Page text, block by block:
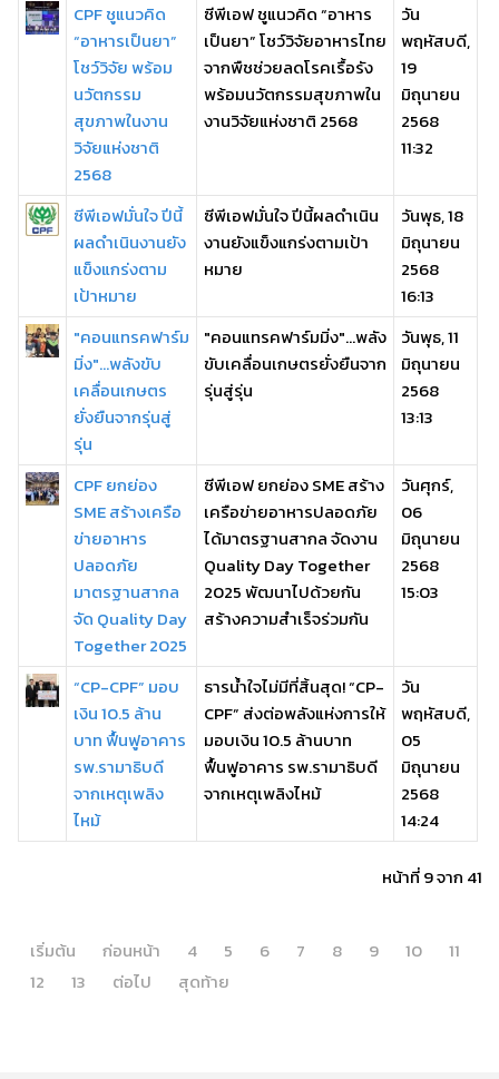
CPF ชูแนวคิด
“อาหารเป็นยา”
โชว์วิจัย พร้อม
นวัตกรรม
สุขภาพในงาน
วิจัยแห่งชาติ
2568
ซีพีเอฟ ชูแนวคิด “อาหาร
เป็นยา” โชว์วิจัยอาหารไทย
จากพืชช่วยลดโรคเรื้อรัง
พร้อมนวัตกรรมสุขภาพใน
งานวิจัยแห่งชาติ 2568
วัน
พฤหัสบดี,
19
มิถุนายน
2568
11:32
ซีพีเอฟมั่นใจ ปีนี้
ผลดำเนินงานยัง
แข็งแกร่งตาม
เป้าหมาย
ซีพีเอฟมั่นใจ ปีนี้ผลดำเนิน
งานยังแข็งแกร่งตามเป้า
หมาย
วันพุธ, 18
มิถุนายน
2568
16:13
"คอนแทรคฟาร์ม
มิ่ง"…พลังขับ
เคลื่อนเกษตร
ยั่งยืนจากรุ่นสู่
รุ่น
"คอนแทรคฟาร์มมิ่ง"…พลัง
ขับเคลื่อนเกษตรยั่งยืนจาก
รุ่นสู่รุ่น
วันพุธ, 11
มิถุนายน
2568
13:13
CPF ยกย่อง
SME สร้างเครือ
ข่ายอาหาร
ปลอดภัย
มาตรฐานสากล
จัด Quality Day
Together 2025
ซีพีเอฟ ยกย่อง SME สร้าง
เครือข่ายอาหารปลอดภัย
ได้มาตรฐานสากล จัดงาน
Quality Day Together
2025 พัฒนาไปด้วยกัน
สร้างความสำเร็จร่วมกัน
วันศุกร์,
06
มิถุนายน
2568
15:03
“CP-CPF” มอบ
เงิน 10.5 ล้าน
บาท ฟื้นฟูอาคาร
รพ.รามาธิบดี
จากเหตุเพลิง
ไหม้
ธารน้ำใจไม่มีที่สิ้นสุด! “CP-
CPF” ส่งต่อพลังแห่งการให้
มอบเงิน 10.5 ล้านบาท
ฟื้นฟูอาคาร รพ.รามาธิบดี
จากเหตุเพลิงไหม้
วัน
พฤหัสบดี,
05
มิถุนายน
2568
14:24
หน้าที่ 9 จาก 41
เริ่มต้น ก่อนหน้า 4 5 6 7 8 9 10
11
12
13 ต่อไป สุดท้าย